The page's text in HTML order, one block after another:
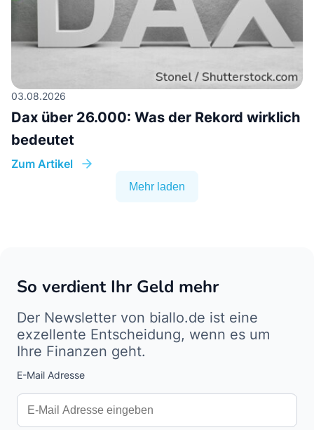
03.08.2026
Dax über 26.000: Was der Rekord wirklich
bedeutet
Zum Artikel
Mehr laden
So verdient Ihr Geld mehr
Der Newsletter von biallo.de ist eine
exzellente Entscheidung, wenn es um
Ihre Finanzen geht.
E-Mail Adresse
Interests
Amount